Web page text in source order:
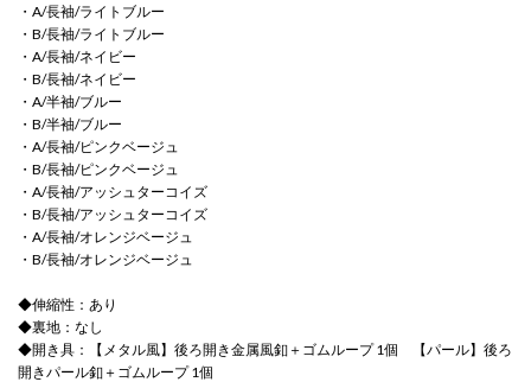
・A/長袖/ライトブルー
・B/長袖/ライトブルー
・A/長袖/ネイビー
・B/長袖/ネイビー
・A/半袖/ブルー
・B/半袖/ブルー
・A/長袖/ピンクベージュ
・B/長袖/ピンクベージュ
・A/長袖/アッシュターコイズ
・B/長袖/アッシュターコイズ
・A/長袖/オレンジベージュ
・B/長袖/オレンジベージュ
◆伸縮性：あり
◆裏地：なし
◆開き具：【メタル風】後ろ開き金属風釦＋ゴムループ 1個 【パール】後ろ
開きパール釦＋ゴムループ 1個